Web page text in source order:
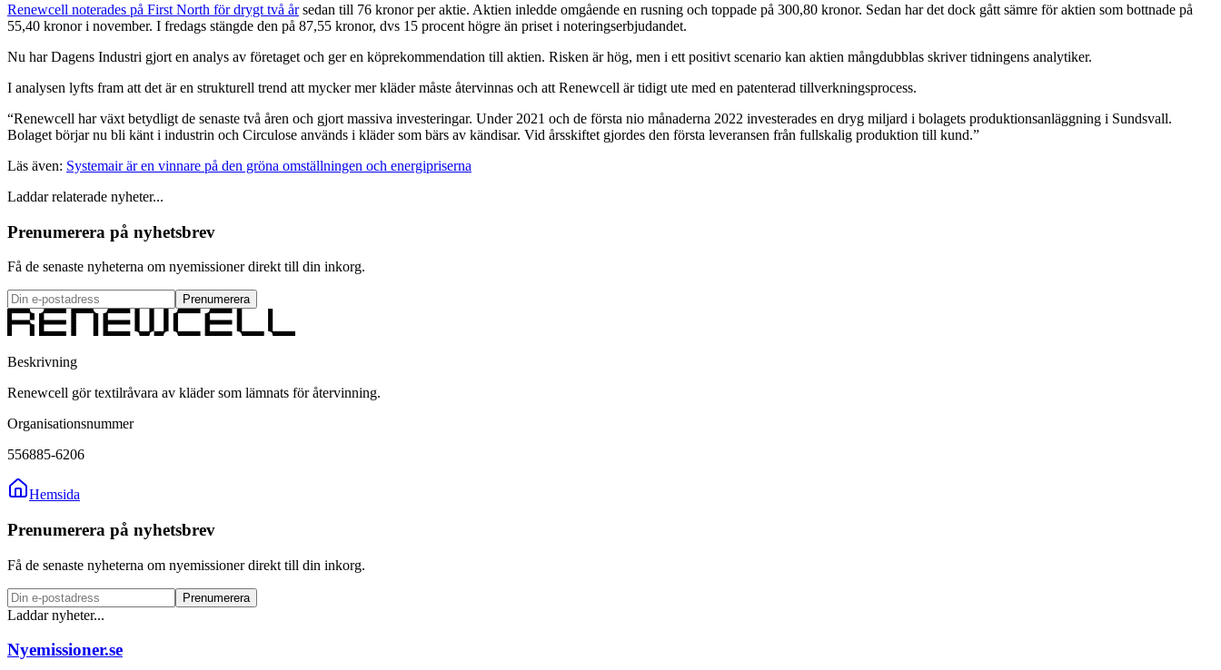
Renewcell noterades på First North för drygt två årsedan till 76 kronor per aktie. Aktien inledde omgående en rusning och toppade på 300,80 kronor. Sedan har det dock gått sämre för aktien som bottnade på
55,40 kronor i november. I fredags stängde den på 87,55 kronor, dvs 15 procent högre än priset i noteringserbjudandet.
Nu har Dagens Industri gjort en analys av företaget och ger en köprekommendation till aktien. Risken är hög, men i ett positivt scenario kan aktien mångdubblas skriver tidningens analytiker.
I analysen lyfts fram att det är en strukturell trend att mycker mer kläder måste återvinnas och att Renewcell är tidigt ute med en patenterad tillverkningsprocess.
“Renewcell har växt betydligt de senaste två åren och gjort massiva investeringar. Under 2021 och de första nio månaderna 2022 investerades en dryg miljard i bolagets produktionsanläggning i Sundsvall.
Bolaget börjar nu bli känt i industrin och Circulose används i kläder som bärs av kändisar. Vid årsskiftet gjordes den första leveransen från fullskalig produktion till kund.”
Läs även: Systemair är en vinnare på den gröna omställningen och energipriserna
Laddar relaterade nyheter...
Prenumerera på nyhetsbrev
Få de senaste nyheterna om nyemissioner direkt till din inkorg.
Prenumerera
Beskrivning
Renewcell gör textilråvara av kläder som lämnats för återvinning.
Organisationsnummer
556885-6206
Hemsida
Prenumerera på nyhetsbrev
Få de senaste nyheterna om nyemissioner direkt till din inkorg.
Prenumerera
Laddar nyheter...
Nyemissioner.se